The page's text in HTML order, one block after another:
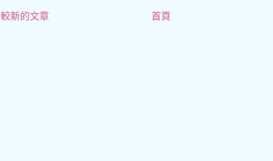
較新的文章 首頁